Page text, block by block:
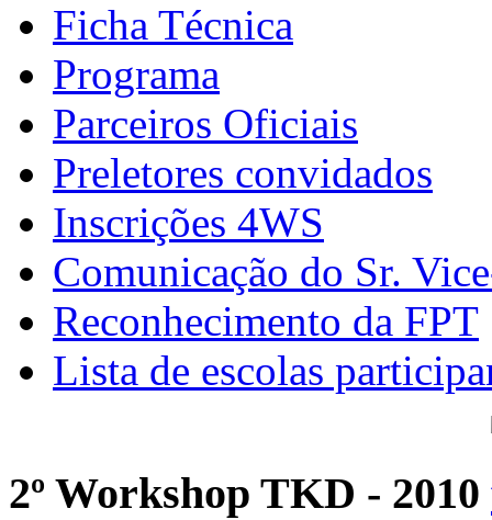
Ficha Técnica
Programa
Parceiros Oficiais
Preletores convidados
Inscrições 4WS
Comunicação do Sr.
Reconhecimento da FPT
Lista de escolas
2º Workshop TKD - 2010